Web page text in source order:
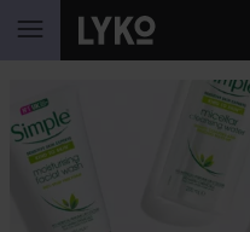
GÅ TIL INNHOLD